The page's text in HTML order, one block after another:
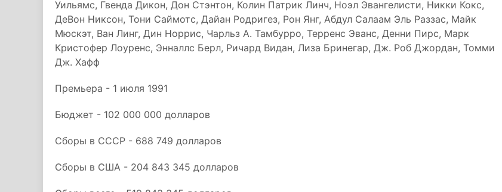
Уильямс, Гвенда Дикон, Дон Стэнтон, Колин Патрик Линч, Ноэл Эвангелисти, Никки Кокс,
ДеВон Никсон, Тони Саймотс, Дайан Родригез, Рон Янг, Абдул Салаам Эль Раззас, Майк
Мюскэт, Ван Линг, Дин Норрис, Чарльз А. Тамбурро, Терренс Эванс, Денни Пирс, Марк
Кристофер Лоуренс, Энналлс Берл, Ричард Видан, Лиза Бринегар, Дж. Роб Джордан, Томми
Дж. Хафф
Премьера - 1 июля 1991
Бюджет - 102 000 000 долларов
Сборы в СССР - 688 749 долларов
Сборы в США - 204 843 345 долларов